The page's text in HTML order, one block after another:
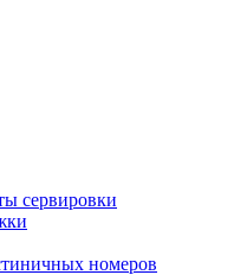
сервировки
номеров